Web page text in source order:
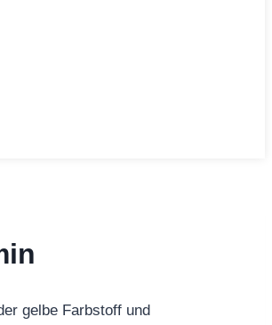
gelbe Farbstoff und